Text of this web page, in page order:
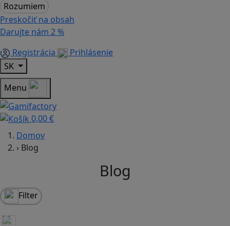
Rozumiem
Preskočiť na obsah
Darujte nám 2 %
Registrácia
Prihlásenie
SK
Menu
0,00 €
Domov
› Blog
Blog
Filter